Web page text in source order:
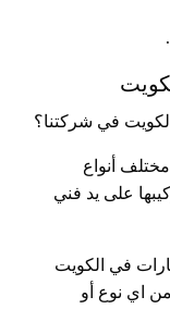
في شركتنا؟
أنواع
على يد فني
في الكويت
اي نوع أو